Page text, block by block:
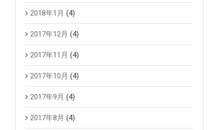
2018年1月 (4)
2017年12月 (4)
2017年11月 (4)
2017年10月 (4)
2017年9月 (4)
2017年8月 (4)